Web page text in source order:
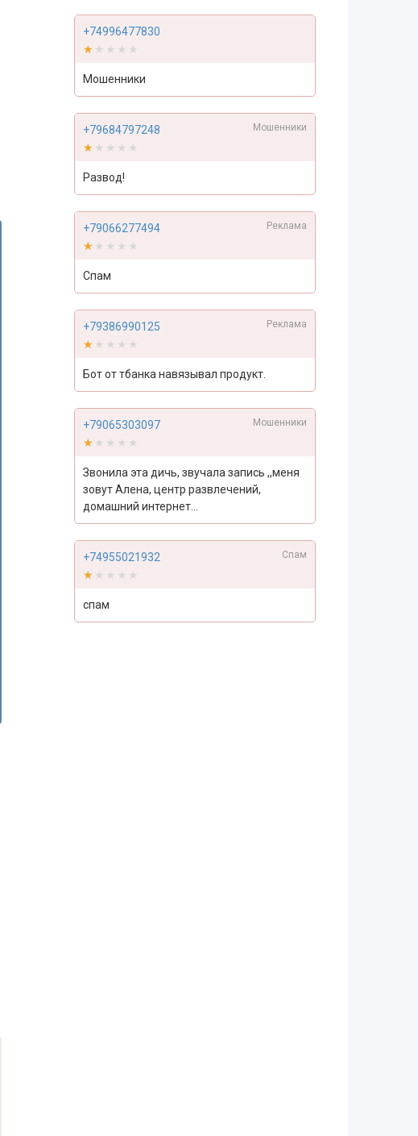
+74996477830
★★★★★
★★★★★
Мошенники
+79684797248 Мошенники
★★★★★
★★★★★
Развод!
+79066277494 Реклама
★★★★★
★★★★★
Спам
+79386990125 Реклама
★★★★★
★★★★★
Бот от тбанка навязывал продукт.
+79065303097 Мошенники
★★★★★
★★★★★
Звонила эта дичь, звучала запись ,,меня
зовут Алена, центр развлечений,
домашний интернет...
+74955021932 Спам
★★★★★
★★★★★
спам